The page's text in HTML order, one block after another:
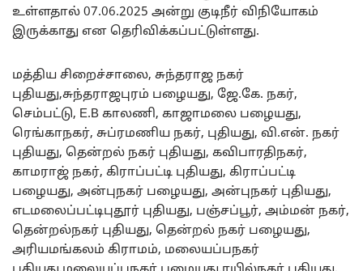
உள்ளதால் 07.06.2025 அன்று குடிநீர் விநியோகம்
இருக்காது என தெரிவிக்கப்பட்டுள்ளது.
மத்திய சிறைச்சாலை, சுந்தராஜ நகர்
புதியது,சுந்தராஜபுரம் பழையது, ஜே.கே. நகர்,
செம்பட்டு, E.B காலணி, காஜாமலை பழையது,
ரெங்காநகர், சுப்ரமணிய நகர், புதியது, வி.என். நகர்
புதியது, தென்றல் நகர் புதியது, கவிபாரதிநகர்,
காமராஜ் நகர், கிராப்பட்டி புதியது, கிராப்பட்டி
பழையது, அன்புநகர் பழையது, அன்புநகர் புதியது,
எடமலைப்பட்டிபுதூர் புதியது, பஞ்சப்பூர், அம்மன் நகர்,
தென்றல்நகர் புதியது, தென்றல் நகர் பழையது,
அரியமங்கலம் கிராமம், மலையப்பநகர்